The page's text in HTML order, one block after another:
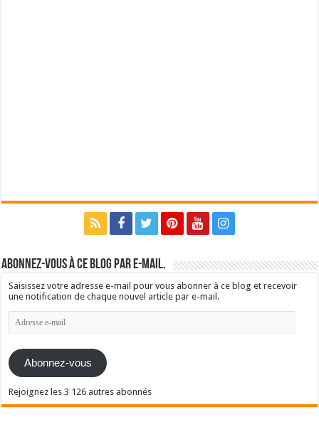
Abonnez-vous à ce blog par e-mail.
Saisissez votre adresse e-mail pour vous abonner à ce blog et recevoir
une notification de chaque nouvel article par e-mail.
Adresse
e-
Abonnez-vous
Rejoignez les 3 126 autres abonnés